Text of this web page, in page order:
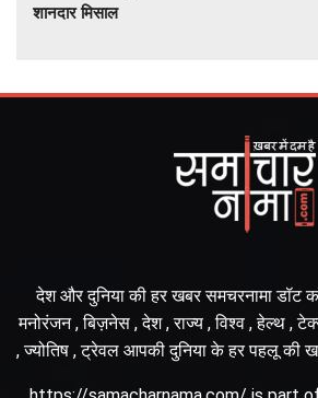
शानदार मिसाल
देश और दुनिया की हर खबर समचरनामा डॉट
मनोरंजन , बिज़नेस , देश , राज्य , विश्व , हेल्थ ,
, ज्योतिष , ट्रेवल आपकी दुनिया के हर पहलू